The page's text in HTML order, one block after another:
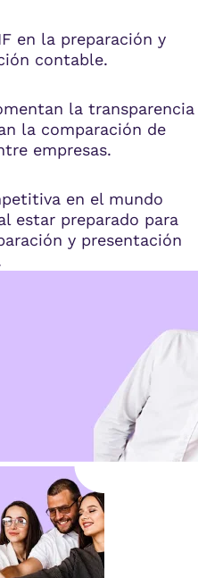
en la preparación y
contable.
la transparencia
la comparación de
empresas.
en el mundo
estar preparado para
y presentación